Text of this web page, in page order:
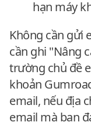
hạn máy
Không cần gửi
cần ghi "Nâng
trường chủ đề
khoản
email, nếu địa
email mà bạn